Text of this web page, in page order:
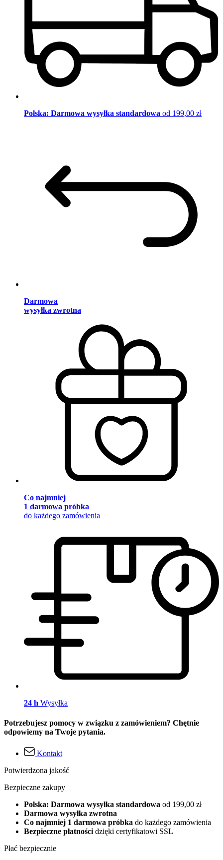
Polska: Darmowa wysyłka standardowa od 199,00 zł
Darmowa
wysyłka zwrotna
Co najmniej
1 darmowa próbka
do każdego zamówienia
24 h Wysyłka
Potrzebujesz pomocy w związku z zamówieniem? Chętnie
odpowiemy na Twoje pytania.
Kontakt
Potwierdzona jakość
Bezpieczne zakupy
Polska: Darmowa wysyłka standardowa od 199,00 zł
Darmowa wysyłka zwrotna
Co najmniej 1 darmowa próbka do każdego zamówienia
Bezpieczne płatności dzięki certyfikatowi SSL
Płać bezpiecznie